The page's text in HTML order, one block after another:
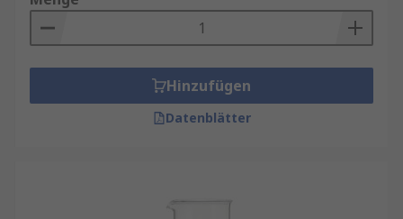
Hinzufügen
Datenblätter